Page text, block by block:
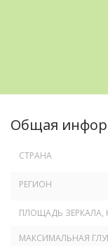
Общая
СТРАНА
РЕГИОН
ПЛОЩАДЬ ЗЕРКАЛА,
МАКСИМАЛЬНАЯ